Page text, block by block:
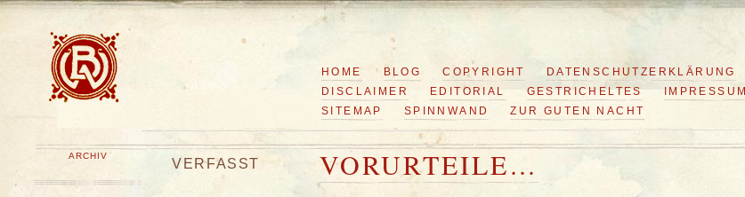
HOME BLOG COPYRIGHT
DATENSCHUTZERKLÄRUNG
DISCLAIMER
EDITORIAL GESTRICHELTES IMPRESSUM
SITEMAP
SPINNWAND ZUR GUTEN NACHT
ARCHIV
VERFASST VORURTEILE…